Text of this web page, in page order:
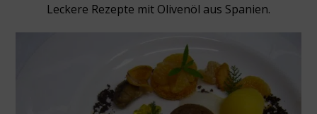
Leckere Rezepte mit Olivenöl aus Spanien.